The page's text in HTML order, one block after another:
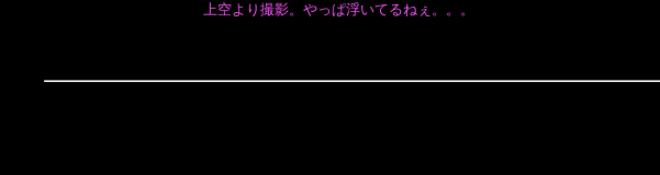
上空より撮影。やっぱ浮いてるねぇ。。。